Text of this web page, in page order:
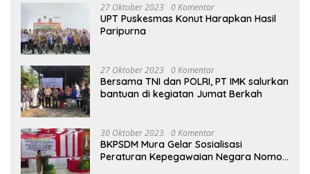
27 Oktober 2023 0 Komentar
UPT Puskesmas Konut Harapkan Hasil
Paripurna
27 Oktober 2023 0 Komentar
Bersama TNI dan POLRI, PT IMK salurkan
bantuan di kegiatan Jumat Berkah
30 Oktober 2023 0 Komentar
BKPSDM Mura Gelar Sosialisasi
Peraturan Kepegawaian Negara Nomor